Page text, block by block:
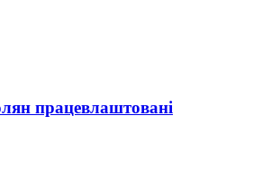
працевлаштовані